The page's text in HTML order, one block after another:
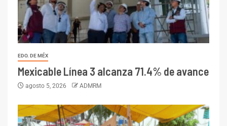
EDO. DE MÉX
Mexicable Línea 3 alcanza 71.4% de avance
agosto 5, 2026 ADMRM